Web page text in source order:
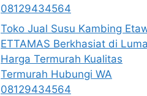
08129434564
Toko Jual Susu Kambing
ETTAMAS Berkhasiat di
Harga Termurah Kualitas
Termurah Hubungi WA
08129434564